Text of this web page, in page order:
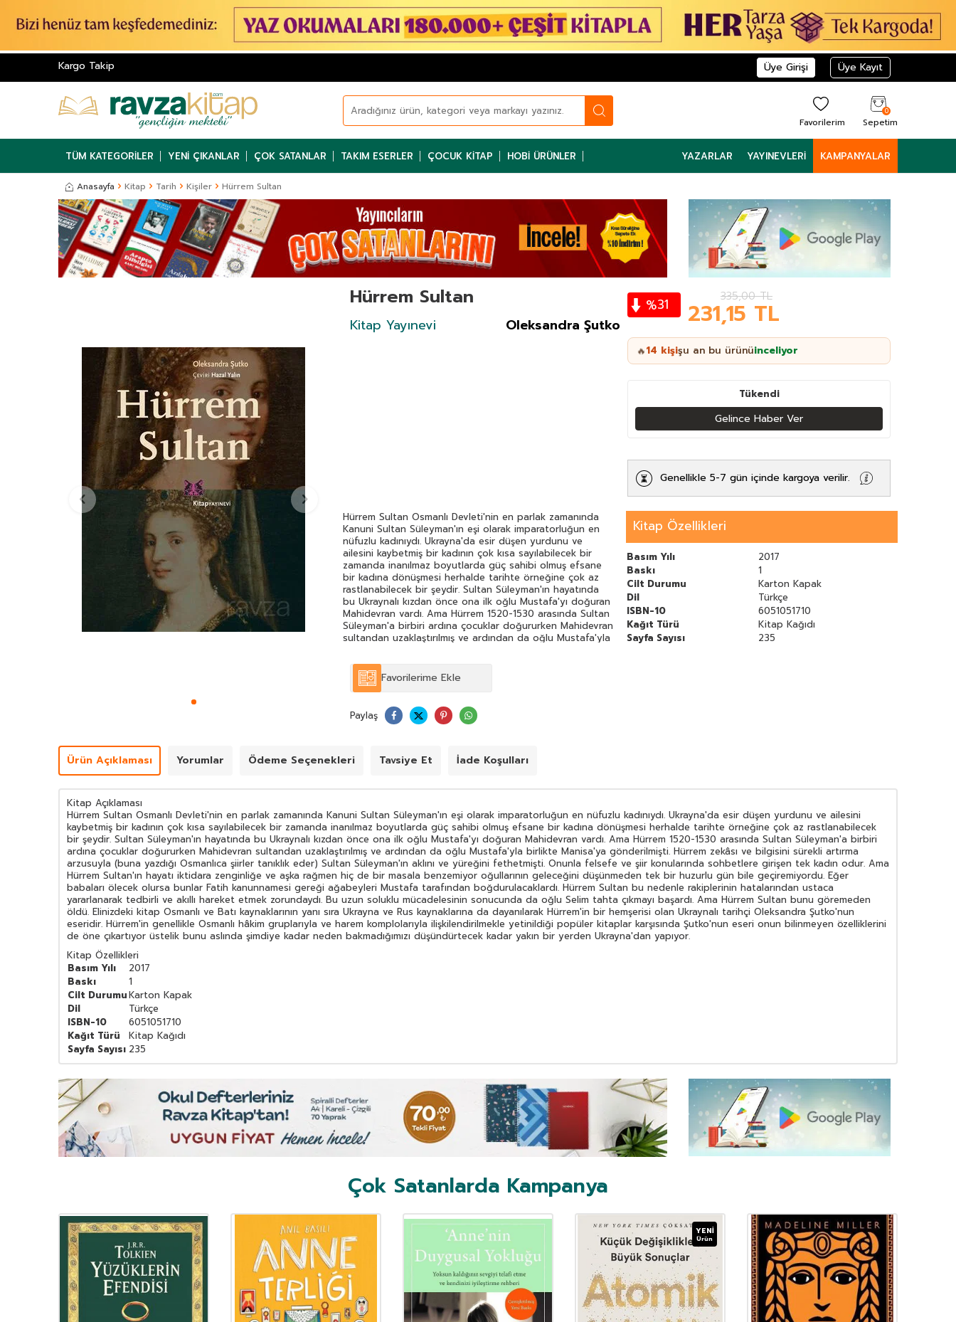
Kargo Takip Üye Girişi Üye Kayıt
Favorilerim
0
Sepetim
TÜM KATEGORILER YENI ÇIKANLAR ÇOK SATANLAR TAKIM ESERLER ÇOCUK KITAP HOBI ÜRÜNLER YAZARLAR YAYINEVLERI KAMPANYALAR
Anasayfa Kitap Tarih Kişiler Hürrem Sultan
Hürrem Sultan
Kitap Yayınevi Oleksandra Şutko
%31 335,00TL
231,15 TL
🔥14 kişişu an bu ürünüinceliyor
Tükendi
Gelince Haber Ver
Genellikle 5-7 gün içinde kargoya verilir.
Hürrem Sultan Osmanlı Devleti'nin en parlak zamanında
Kanuni Sultan Süleyman'ın eşi olarak imparatorluğun en
nüfuzlu kadınıydı. Ukrayna'da esir düşen yurdunu ve
ailesini kaybetmiş bir kadının çok kısa sayılabilecek bir
zamanda inanılmaz boyutlarda güç sahibi olmuş efsane
bir kadına dönüşmesi herhalde tarihte örneğine çok az
rastlanabilecek bir şeydir. Sultan Süleyman'ın hayatında
bu Ukraynalı kızdan önce ona ilk oğlu Mustafa'yı doğuran
Mahidevran vardı. Ama Hürrem 1520-1530 arasında Sultan
Süleyman'a birbiri ardına çocuklar doğururken Mahidevran
sultandan uzaklaştırılmış ve ardından da oğlu Mustafa'yla
sürekli artırma arzusuyla (buna yazdığı Osmanlıca şiirler
tanıklık eder) Sultan Süleyman'ın aklını ve yüreğini
fethetmişti. Onunla felsefe ve şiir konularında sohbetlere
iktidara zenginliğe ve aşka rağmen hiç de bir masala
benzemiyor oğullarının geleceğini düşünmeden tek bir
Mustafa tarafından boğdurulacaklardı. Hürrem Sultan bu
öldü. Elinizdeki kitap Osmanlı ve Batı kaynaklarının yanı
sıra Ukrayna ve Rus kaynaklarına da dayanılarak Hürrem'in
bir hemşerisi olan Ukraynalı tarihçi Oleksandra Şutko'nun
eseridir. Hürrem'in genellikle Osmanlı hâkim gruplarıyla ve
harem komplolarıyla ilişkilendirilmekle yetinildiği popüler
kitaplar karşısında Şutko'nun eseri onun bilinmeyen
özelliklerini de öne çıkartıyor üstelik bunu aslında şimdiye
kadar neden bakmadığımızı düşündürtecek kadar yakın
bir yerden Ukrayna'dan yapıyor.
Kitap Özellikleri
Basım Yılı
2017
Baskı
1
Cilt Durumu
Karton Kapak
Dil
Türkçe
ISBN-10
6051051710
Kağıt Türü
Kitap Kağıdı
Sayfa Sayısı
235
Favorilerime Ekle
Paylaş
Ürün Açıklaması Yorumlar Ödeme Seçenekleri Tavsiye Et İade Koşulları
Kitap Açıklaması
Hürrem Sultan Osmanlı Devleti'nin en parlak zamanında Kanuni Sultan Süleyman'ın eşi olarak imparatorluğun en nüfuzlu kadınıydı. Ukrayna'da esir düşen yurdunu ve ailesini
kaybetmiş bir kadının çok kısa sayılabilecek bir zamanda inanılmaz boyutlarda güç sahibi olmuş efsane bir kadına dönüşmesi herhalde tarihte örneğine çok az rastlanabilecek
bir şeydir. Sultan Süleyman'ın hayatında bu Ukraynalı kızdan önce ona ilk oğlu Mustafa'yı doğuran Mahidevran vardı. Ama Hürrem 1520-1530 arasında Sultan Süleyman'a birbiri
ardına çocuklar doğururken Mahidevran sultandan uzaklaştırılmış ve ardından da oğlu Mustafa'yla birlikte Manisa'ya gönderilmişti. Hürrem zekâsı ve bilgisini sürekli artırma
arzusuyla (buna yazdığı Osmanlıca şiirler tanıklık eder) Sultan Süleyman'ın aklını ve yüreğini fethetmişti. Onunla felsefe ve şiir konularında sohbetlere girişen tek kadın odur. Ama
Hürrem Sultan'ın hayatı iktidara zenginliğe ve aşka rağmen hiç de bir masala benzemiyor oğullarının geleceğini düşünmeden tek bir huzurlu gün bile geçiremiyordu. Eğer
babaları ölecek olursa bunlar Fatih kanunnamesi gereği ağabeyleri Mustafa tarafından boğdurulacaklardı. Hürrem Sultan bu nedenle rakiplerinin hatalarından ustaca
yararlanarak tedbirli ve akıllı hareket etmek zorundaydı. Bu uzun soluklu mücadelesinin sonucunda da oğlu Selim tahta çıkmayı başardı. Ama Hürrem Sultan bunu göremeden
öldü. Elinizdeki kitap Osmanlı ve Batı kaynaklarının yanı sıra Ukrayna ve Rus kaynaklarına da dayanılarak Hürrem'in bir hemşerisi olan Ukraynalı tarihçi Oleksandra Şutko'nun
eseridir. Hürrem'in genellikle Osmanlı hâkim gruplarıyla ve harem komplolarıyla ilişkilendirilmekle yetinildiği popüler kitaplar karşısında Şutko'nun eseri onun bilinmeyen özelliklerini
de öne çıkartıyor üstelik bunu aslında şimdiye kadar neden bakmadığımızı düşündürtecek kadar yakın bir yerden Ukrayna'dan yapıyor.
Kitap Özellikleri
Basım Yılı
2017
Baskı
1
Cilt DurumuKarton Kapak
Dil
Türkçe
ISBN-10
6051051710
Kağıt Türü
Kitap Kağıdı
Sayfa Sayısı 235
Çok Satanlarda Kampanya
YENI
Ürün